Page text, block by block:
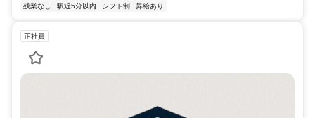
残業なし 駅近5分以内 シフト制 昇給あり
正社員